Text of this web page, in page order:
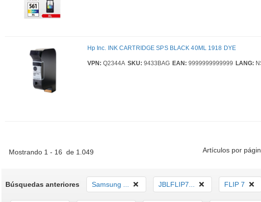
Hp Inc. INK CARTRIDGE SPS BLACK 40ML 1918 DYE
VPN: Q2344A SKU: 9433BAG EAN: 9999999999999 LANG:
Mostrando 1 - 16 de 1.049 Artículos por
Búsquedas anteriores Samsung ... JBLFLIP7... FLIP 7